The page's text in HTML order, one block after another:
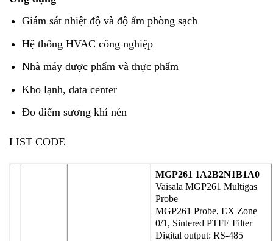
Giám sát nhiệt độ và độ ẩm phòng sạch
Hệ thống HVAC công nghiệp
Nhà máy dược phẩm và thực phẩm
Kho lạnh, data center
Đo điểm sương khí nén
LIST CODE
MGP261 1A2B2N1B1A0
Vaisala MGP261 Multigas
Probe
MGP261 Probe, EX Zone
0/1, Sintered PTFE Filter
Digital output: RS-485